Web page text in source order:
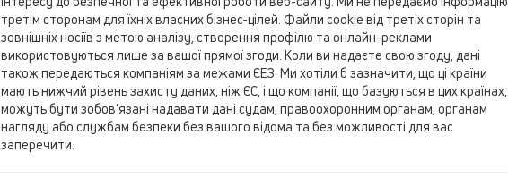
третім сторонам для їхніх власних бізнес-цілей. Файли cookie від третіх сторін та
зовнішніх носіїв з метою аналізу, створення профілю та онлайн-реклами
використовуються лише за вашої прямої згоди. Коли ви надаєте свою згоду, дані
також передаються компаніям за межами ЄЕЗ. Ми хотіли б зазначити, що ці країни
мають нижчий рівень захисту даних, ніж ЄС, і що компанії, що базуються в цих країнах,
можуть бути зобов’язані надавати дані судам, правоохоронним органам, органам
нагляду або службам безпеки без вашого відома та без можливості для вас
заперечити.